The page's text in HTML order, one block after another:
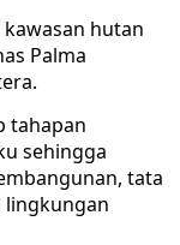
hutan
Palma
tahapan
sehingga
tata
lingkungan